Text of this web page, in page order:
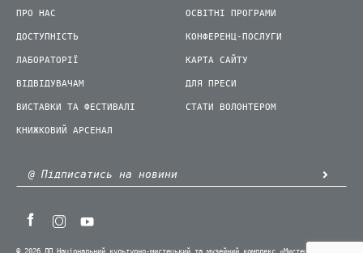
ПРО НАС
ДОСТУПНІСТЬ
ЛАБОРАТОРІЇ
ВІДВІДУВАЧАМ
ВИСТАВКИ ТА ФЕСТИВАЛІ
КНИЖКОВИЙ АРСЕНАЛ
ОСВІТНІ ПРОГРАМИ
КОНФЕРЕНЦ-ПОСЛУГИ
КАРТА САЙТУ
ДЛЯ ПРЕСИ
СТАТИ ВОЛОНТЕРОМ